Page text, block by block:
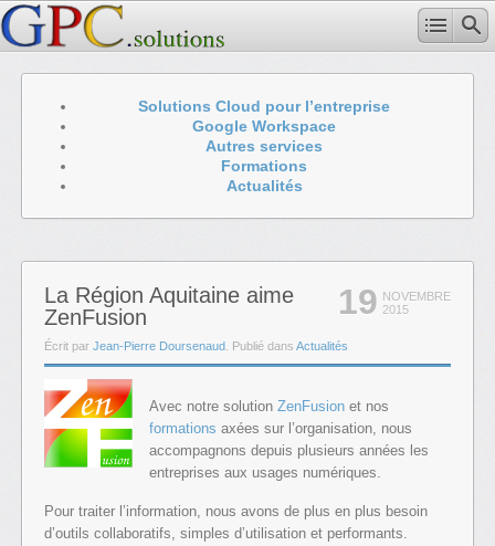
Solutions Cloud pour l’entreprise
Google Workspace
Autres services
Formations
Actualités
19 NOVEMBRE
2015
La Région Aquitaine aime
ZenFusion
Écrit par Jean-Pierre Doursenaud . Publié dans Actualités
Avec notre solution ZenFusion et nos
formations axées sur l’organisation, nous
accompagnons depuis plusieurs années les
entreprises aux usages numériques.
Pour traiter l’information, nous avons de plus en plus besoin
d’outils collaboratifs, simples d’utilisation et performants.